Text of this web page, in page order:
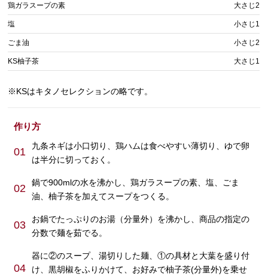
鶏ガラスープの素 大さじ2
塩 小さじ1
ごま油 小さじ2
KS柚子茶 大さじ1
※KSはキタノセレクションの略です。
作り方
01
九条ネギは小口切り、鶏ハムは食べやすい薄切り、ゆで卵
は半分に切っておく。
02
鍋で900mlの水を沸かし、鶏ガラスープの素、塩、ごま
油、柚子茶を加えてスープをつくる。
03
お鍋でたっぷりのお湯（分量外）を沸かし、商品の指定の
分数で麺を茹でる。
04
器に②のスープ、湯切りした麺、①の具材と大葉を盛り付
け、黒胡椒をふりかけて、お好みで柚子茶(分量外)を乗せ